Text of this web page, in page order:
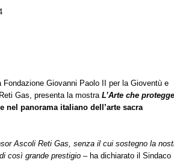
Giovanni Paolo II per la Gioventù e
Gas, presenta la mostra L’Arte che
nel panorama italiano dell’arte sacra
Ascoli Reti Gas, senza il cui sostegno la
così grande prestigio – ha dichiarato il Sindaco